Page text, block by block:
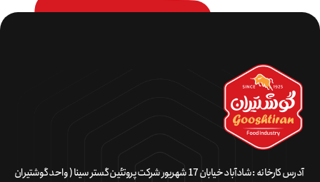
آدرس کارخانه : شادآباد خیابان 17 شهریور شرکت پروتئین گستر سینا ( واحد گوشتیران